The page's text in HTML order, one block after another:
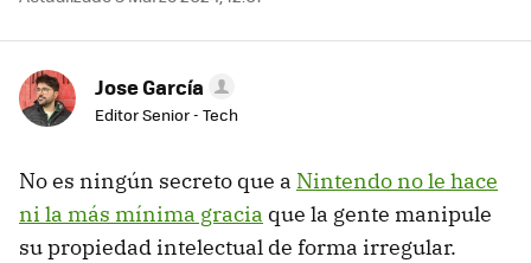
Jose García
Editor Senior - Tech
No es ningún secreto que a Nintendo no le hace
ni la más mínima gracia que la gente manipule
su propiedad intelectual de forma irregular.